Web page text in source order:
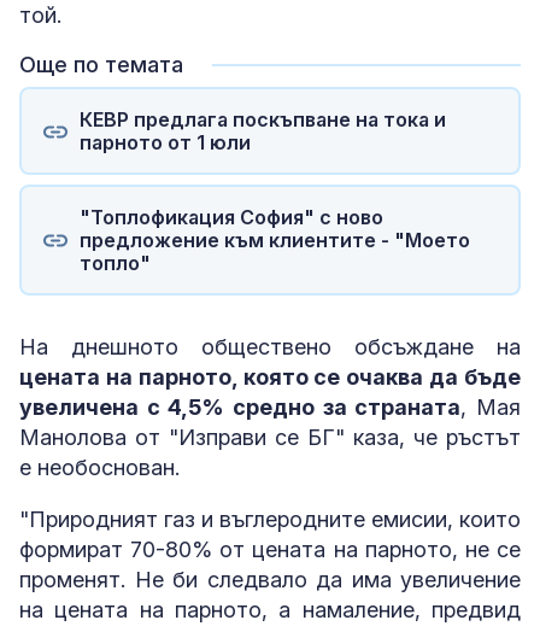
той.
Още по темата
КЕВР предлага поскъпване на тока и
парното от 1 юли
"Топлофикация София" с ново
предложение към клиентите - "Моето
топло"
На днешното обществено обсъждане на
цената на парното, която се очаква да бъде
увеличена с 4,5% средно за страната, Мая
Манолова от "Изправи се БГ" каза, че ръстът
е необоснован.
"Природният газ и въглеродните емисии, които
формират 70-80% от цената на парното, не се
променят. Не би следвало да има увеличение
на цената на парното, а намаление, предвид